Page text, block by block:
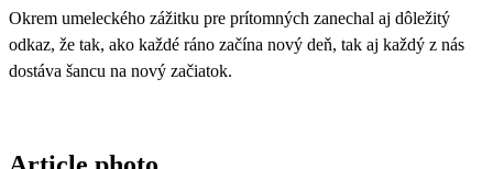
Okrem umeleckého zážitku pre prítomných zanechal aj dôležitý
odkaz, že tak, ako každé ráno začína nový deň, tak aj každý z nás
dostáva šancu na nový začiatok.